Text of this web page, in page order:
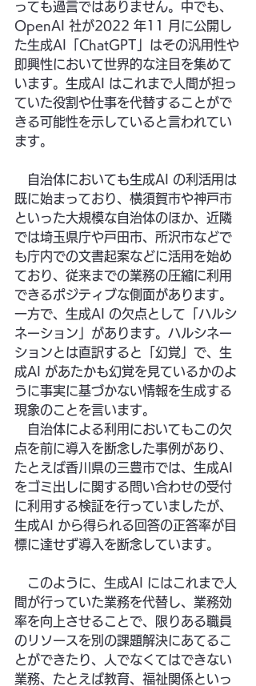
っても過言ではありません。中でも、
OpenAI 社が2022 年11 月に公開し
た生成AI「ChatGPT」はその汎用性や
即興性において世界的な注目を集めて
います。生成AI はこれまで人間が担っ
ていた役割や仕事を代替することがで
きる可能性を示していると言われてい
ます。
自治体においても生成AI の利活用は
既に始まっており、横須賀市や神戸市
といった大規模な自治体のほか、近隣
では埼玉県庁や戸田市、所沢市などで
も庁内での文書起案などに活用を始め
ており、従来までの業務の圧縮に利用
できるポジティブな側面があります。
一方で、生成AI の欠点として「ハルシ
ネーション」があります。ハルシネー
ションとは直訳すると「幻覚」で、生
成AI があたかも幻覚を見ているかのよ
うに事実に基づかない情報を生成する
現象のことを言います。
自治体による利用においてもこの欠
点を前に導入を断念した事例があり、
たとえば香川県の三豊市では、生成AI
をゴミ出しに関する問い合わせの受付
に利用する検証を行っていましたが、
生成AI から得られる回答の正答率が目
標に達せず導入を断念しています。
このように、生成AI にはこれまで人
間が行っていた業務を代替し、業務効
率を向上させることで、限りある職員
のリソースを別の課題解決にあてるこ
とができたり、人でなくてはできない
業務、たとえば教育、福祉関係といっ